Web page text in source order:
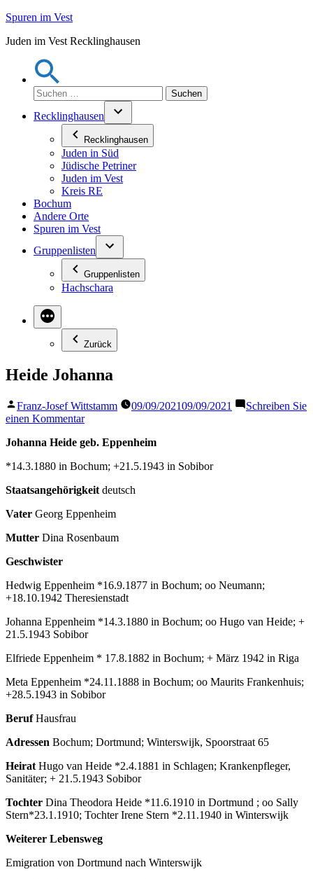
Zum
springen
Spuren im Vest
Juden im Vest Recklinghausen
Suchen
nach:
Recklinghausen
Recklinghausen
Juden in Süd
Jüdische Petriner
Juden im Vest
Kreis RE
Bochum
Andere Orte
Spuren im Vest
Gruppenlisten
Gruppenlisten
Hachschara
Zurück
Heide Johanna
Veröffentlicht
von
Franz-Josef Wittstamm 09/09/202109/09/2021
Schreiben Sie
einen Kommentarzu
Johanna
Johanna Heide geb. Eppenheim
*14.3.1880 in Bochum; +21.5.1943 in Sobibor
Staatsangehörigkeit deutsch
Vater Georg Eppenheim
Mutter Dina Rosenbaum
Geschwister
Hedwig Eppenheim *16.9.1877 in Bochum; oo Neumann;
+18.10.1942 Theresienstadt
Johanna Eppenheim *14.3.1880 in Bochum; oo Hugo van Heide; +
21.5.1943 Sobibor
Elfriede Eppenheim * 17.8.1882 in Bochum; + März 1942 in Riga
Meta Eppenheim *24.11.1888 in Bochum; oo Maurits Frankenhuis;
+28.5.1943 in Sobibor
BerufHausfrau
Adressen Bochum; Dortmund; Winterswijk, Spoorstraat 65
Heirat Hugo van Heide *2.4.1881 in Schlagen; Krankenpfleger,
Sanitäter; + 21.5.1943 Sobibor
Tochter Dina Theodora Heide *11.6.1910 in Dortmund ; oo Sally
Stern*23.1.1910; Tochter Irene Stern *2.11.1940 in Winterswijk
Weiterer Lebensweg
Emigration von Dortmund nach Winterswijk